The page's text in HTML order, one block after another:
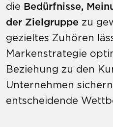
die Bedürfnisse,
der Zielgruppe zu
gezieltes Zuhören
Markenstrategie
Beziehung zu den
Unternehmen
entscheidende